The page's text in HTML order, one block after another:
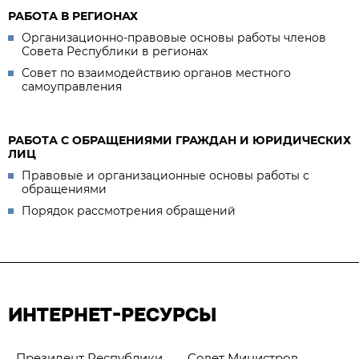
РАБОТА В РЕГИОНАХ
Организационно-правовые основы работы членов
Совета Республики в регионах
Совет по взаимодействию органов местного
самоуправления
РАБОТА С ОБРАЩЕНИЯМИ ГРАЖДАН И ЮРИДИЧЕСКИХ
ЛИЦ
Правовые и организационные основы работы с
обращениями
Порядок рассмотрения обращений
ИНТЕРНЕТ-РЕСУРСЫ